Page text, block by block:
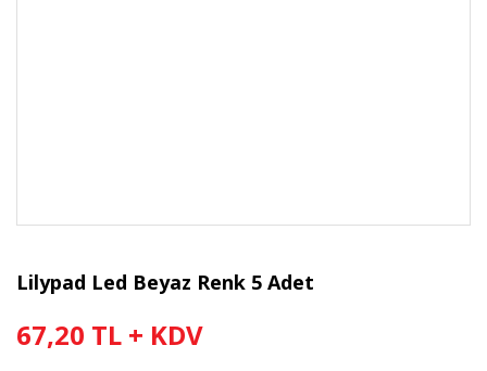
Lilypad Led Beyaz Renk 5 Adet
67,20 TL + KDV